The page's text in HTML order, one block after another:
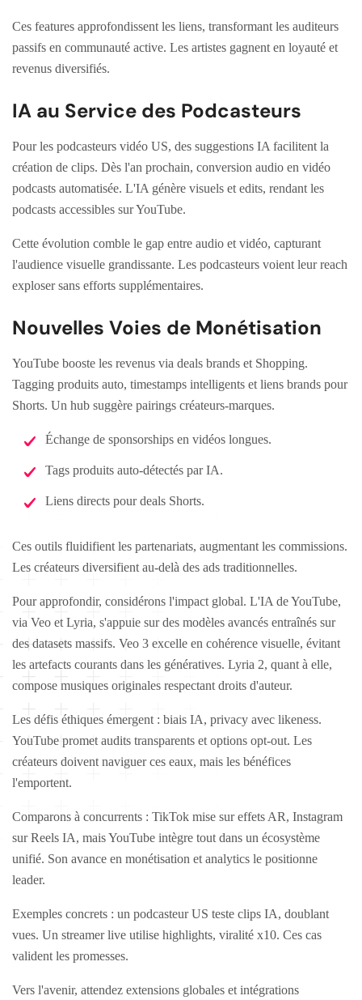
Ces features approfondissent les liens, transformant les auditeurs
passifs en communauté active. Les artistes gagnent en loyauté et
revenus diversifiés.
IA au Service des Podcasteurs
Pour les podcasteurs vidéo US, des suggestions IA facilitent la
création de clips. Dès l'an prochain, conversion audio en vidéo
podcasts automatisée. L'IA génère visuels et edits, rendant les
podcasts accessibles sur YouTube.
Cette évolution comble le gap entre audio et vidéo, capturant
l'audience visuelle grandissante. Les podcasteurs voient leur reach
exploser sans efforts supplémentaires.
Nouvelles Voies de Monétisation
YouTube booste les revenus via deals brands et Shopping.
Tagging produits auto, timestamps intelligents et liens brands pour
Shorts. Un hub suggère pairings créateurs-marques.
Échange de sponsorships en vidéos longues.
Tags produits auto-détectés par IA.
Liens directs pour deals Shorts.
Ces outils fluidifient les partenariats, augmentant les commissions.
Les créateurs diversifient au-delà des ads traditionnelles.
Pour approfondir, considérons l'impact global. L'IA de YouTube,
via Veo et Lyria, s'appuie sur des modèles avancés entraînés sur
des datasets massifs. Veo 3 excelle en cohérence visuelle, évitant
les artefacts courants dans les génératives. Lyria 2, quant à elle,
compose musiques originales respectant droits d'auteur.
Les défis éthiques émergent : biais IA, privacy avec likeness.
YouTube promet audits transparents et options opt-out. Les
créateurs doivent naviguer ces eaux, mais les bénéfices
l'emportent.
Comparons à concurrents : TikTok mise sur effets AR, Instagram
sur Reels IA, mais YouTube intègre tout dans un écosystème
unifié. Son avance en monétisation et analytics le positionne
leader.
Exemples concrets : un podcasteur US teste clips IA, doublant
vues. Un streamer live utilise highlights, viralité x10. Ces cas
valident les promesses.
Vers l'avenir, attendez extensions globales et intégrations